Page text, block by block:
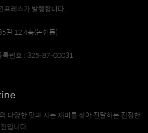
프레스가 발행합니다.
길 12 4층(논현동)
록번호 : 325-87-00031
다양한 맛과 사는 재미를 찾아 전달하는 진정한
입니다.